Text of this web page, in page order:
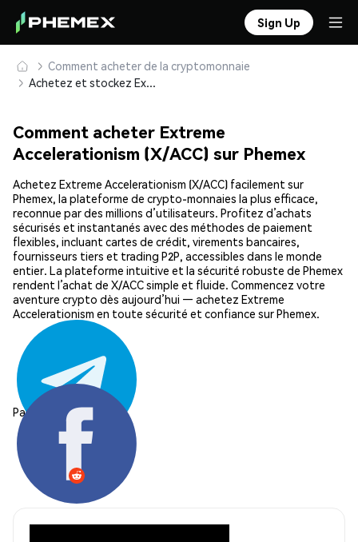
Sign Up
Comment acheter de la cryptomonnaie
Achetez et stockez Extreme Accelerationism (X/ACC) en toute sécurité
Comment acheter Extreme
Accelerationism (X/ACC) sur Phemex
Achetez Extreme Accelerationism (X/ACC) facilement sur
Phemex, la plateforme de crypto-monnaies la plus efficace,
reconnue par des millions d’utilisateurs. Profitez d’achats
sécurisés et instantanés avec des méthodes de paiement
flexibles, incluant cartes de crédit, virements bancaires,
fournisseurs tiers et trading P2P, accessibles dans le monde
entier. La plateforme intuitive et la sécurité robuste de Phemex
rendent l’achat de X/ACC simple et fluide. Commencez votre
aventure crypto dès aujourd’hui — achetez Extreme
Accelerationism en toute sécurité et confiance sur Phemex.
Partager: